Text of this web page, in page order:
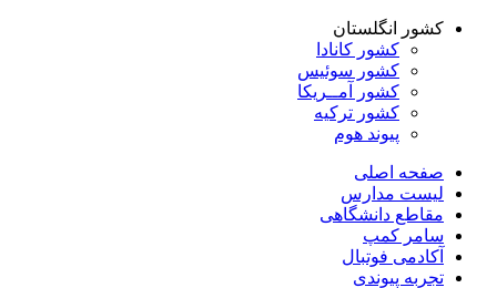
کشور انگلستان
کشور کانادا
کشور سوئیس
کشور آمــریکا
کشور ترکیه
پیوند هوم
صفحه اصلی
لیست مدارس
مقاطع دانشگاهی
سامر کمپ
آکادمی فوتبال
تجربه پیوندی